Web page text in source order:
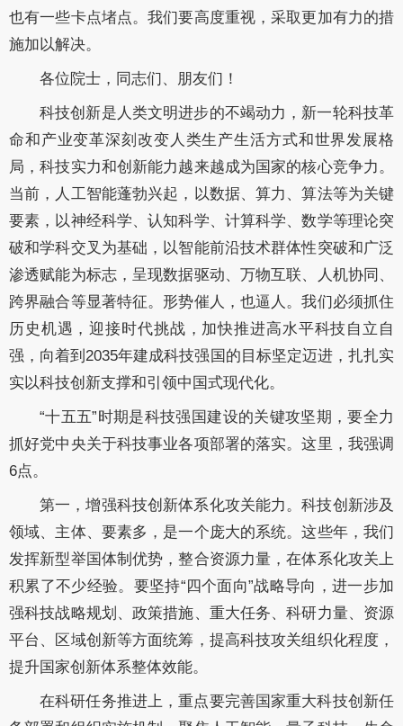
也有一些卡点堵点。我们要高度重视，采取更加有力的措
施加以解决。
各位院士，同志们、朋友们！
科技创新是人类文明进步的不竭动力，新一轮科技革
命和产业变革深刻改变人类生产生活方式和世界发展格
局，科技实力和创新能力越来越成为国家的核心竞争力。
当前，人工智能蓬勃兴起，以数据、算力、算法等为关键
要素，以神经科学、认知科学、计算科学、数学等理论突
破和学科交叉为基础，以智能前沿技术群体性突破和广泛
渗透赋能为标志，呈现数据驱动、万物互联、人机协同、
跨界融合等显著特征。形势催人，也逼人。我们必须抓住
历史机遇，迎接时代挑战，加快推进高水平科技自立自
强，向着到2035年建成科技强国的目标坚定迈进，扎扎实
实以科技创新支撑和引领中国式现代化。
“十五五”时期是科技强国建设的关键攻坚期，要全力
抓好党中央关于科技事业各项部署的落实。这里，我强调
6点。
第一，增强科技创新体系化攻关能力。科技创新涉及
领域、主体、要素多，是一个庞大的系统。这些年，我们
发挥新型举国体制优势，整合资源力量，在体系化攻关上
积累了不少经验。要坚持“四个面向”战略导向，进一步加
强科技战略规划、政策措施、重大任务、科研力量、资源
平台、区域创新等方面统筹，提高科技攻关组织化程度，
提升国家创新体系整体效能。
在科研任务推进上，重点要完善国家重大科技创新任